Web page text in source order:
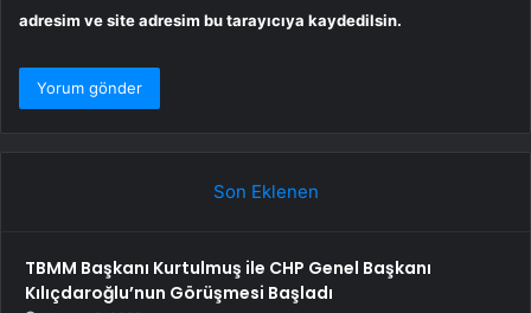
adresim ve site adresim bu tarayıcıya kaydedilsin.
Son Eklenen
TBMM Başkanı Kurtulmuş ile CHP Genel Başkanı
Kılıçdaroğlu’nun Görüşmesi Başladı